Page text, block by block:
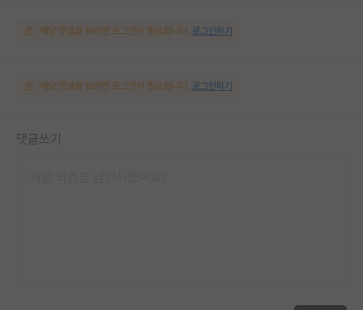
해당 댓글을 보려면 로그인이 필요합니다. 로그인하기
해당 댓글을 보려면 로그인이 필요합니다. 로그인하기
댓글쓰기